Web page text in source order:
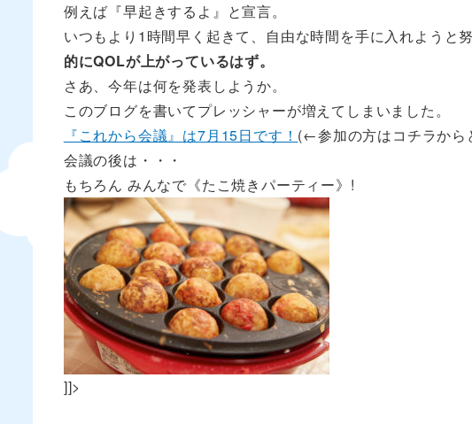
例えば『早起きするよ』と宣言。
いつもより1時間早く起きて、自由な時間を手に入れようと
的にQOLが上がっているはず。
さあ、今年は何を発表しようか。
このブログを書いてプレッシャーが増えてしまいました。
『これから会議』は7月15日です！ (←参加の方はコチラから
会議の後は・・・
もちろん みんなで《たこ焼きパーティー》!
]]>